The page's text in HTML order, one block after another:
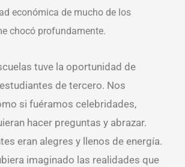
económica de mucho de los
chocó profundamente.
tuve la oportunidad de
de tercero. Nos
si fuéramos celebridades,
hacer preguntas y abrazar.
eran alegres y llenos de energía.
imaginado las realidades que